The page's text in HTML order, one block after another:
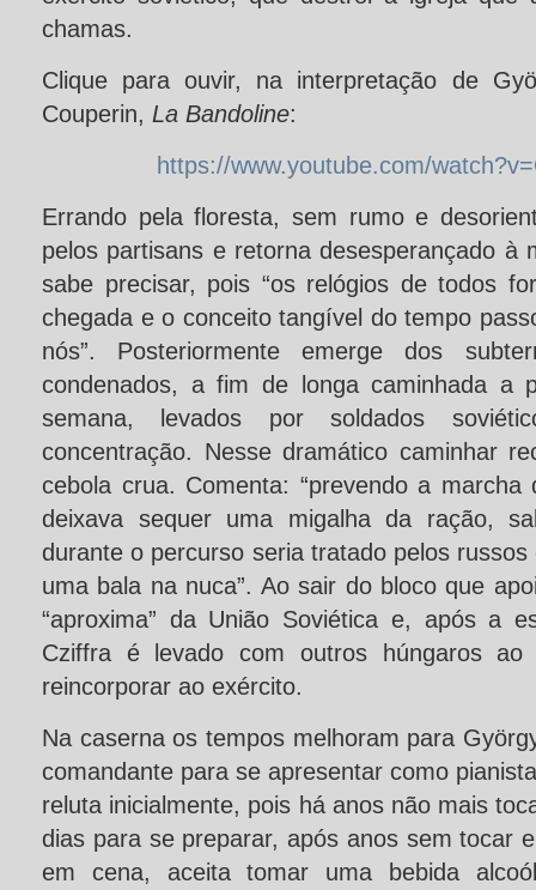
chamas.
Clique para ouvir, na interpretação de
Couperin, La Bandoline:
https://www.youtube.com/
Errando pela floresta, sem rumo e
pelos partisans e retorna desesperançado à
sabe precisar, pois “os relógios de todos
chegada e o conceito tangível do tempo
nós”. Posteriormente emerge dos
condenados, a fim de longa caminhada a
semana, levados por soldados
concentração. Nesse dramático caminhar
cebola crua. Comenta: “prevendo a marcha
deixava sequer uma migalha da ração,
durante o percurso seria tratado pelos
uma bala na nuca”. Ao sair do bloco que
“aproxima” da União Soviética e, após a
Cziffra é levado com outros húngaros
reincorporar ao exército.
Na caserna os tempos melhoram para
comandante para se apresentar como
reluta inicialmente, pois há anos não mais
dias para se preparar, após anos sem tocar
em cena, aceita tomar uma bebida